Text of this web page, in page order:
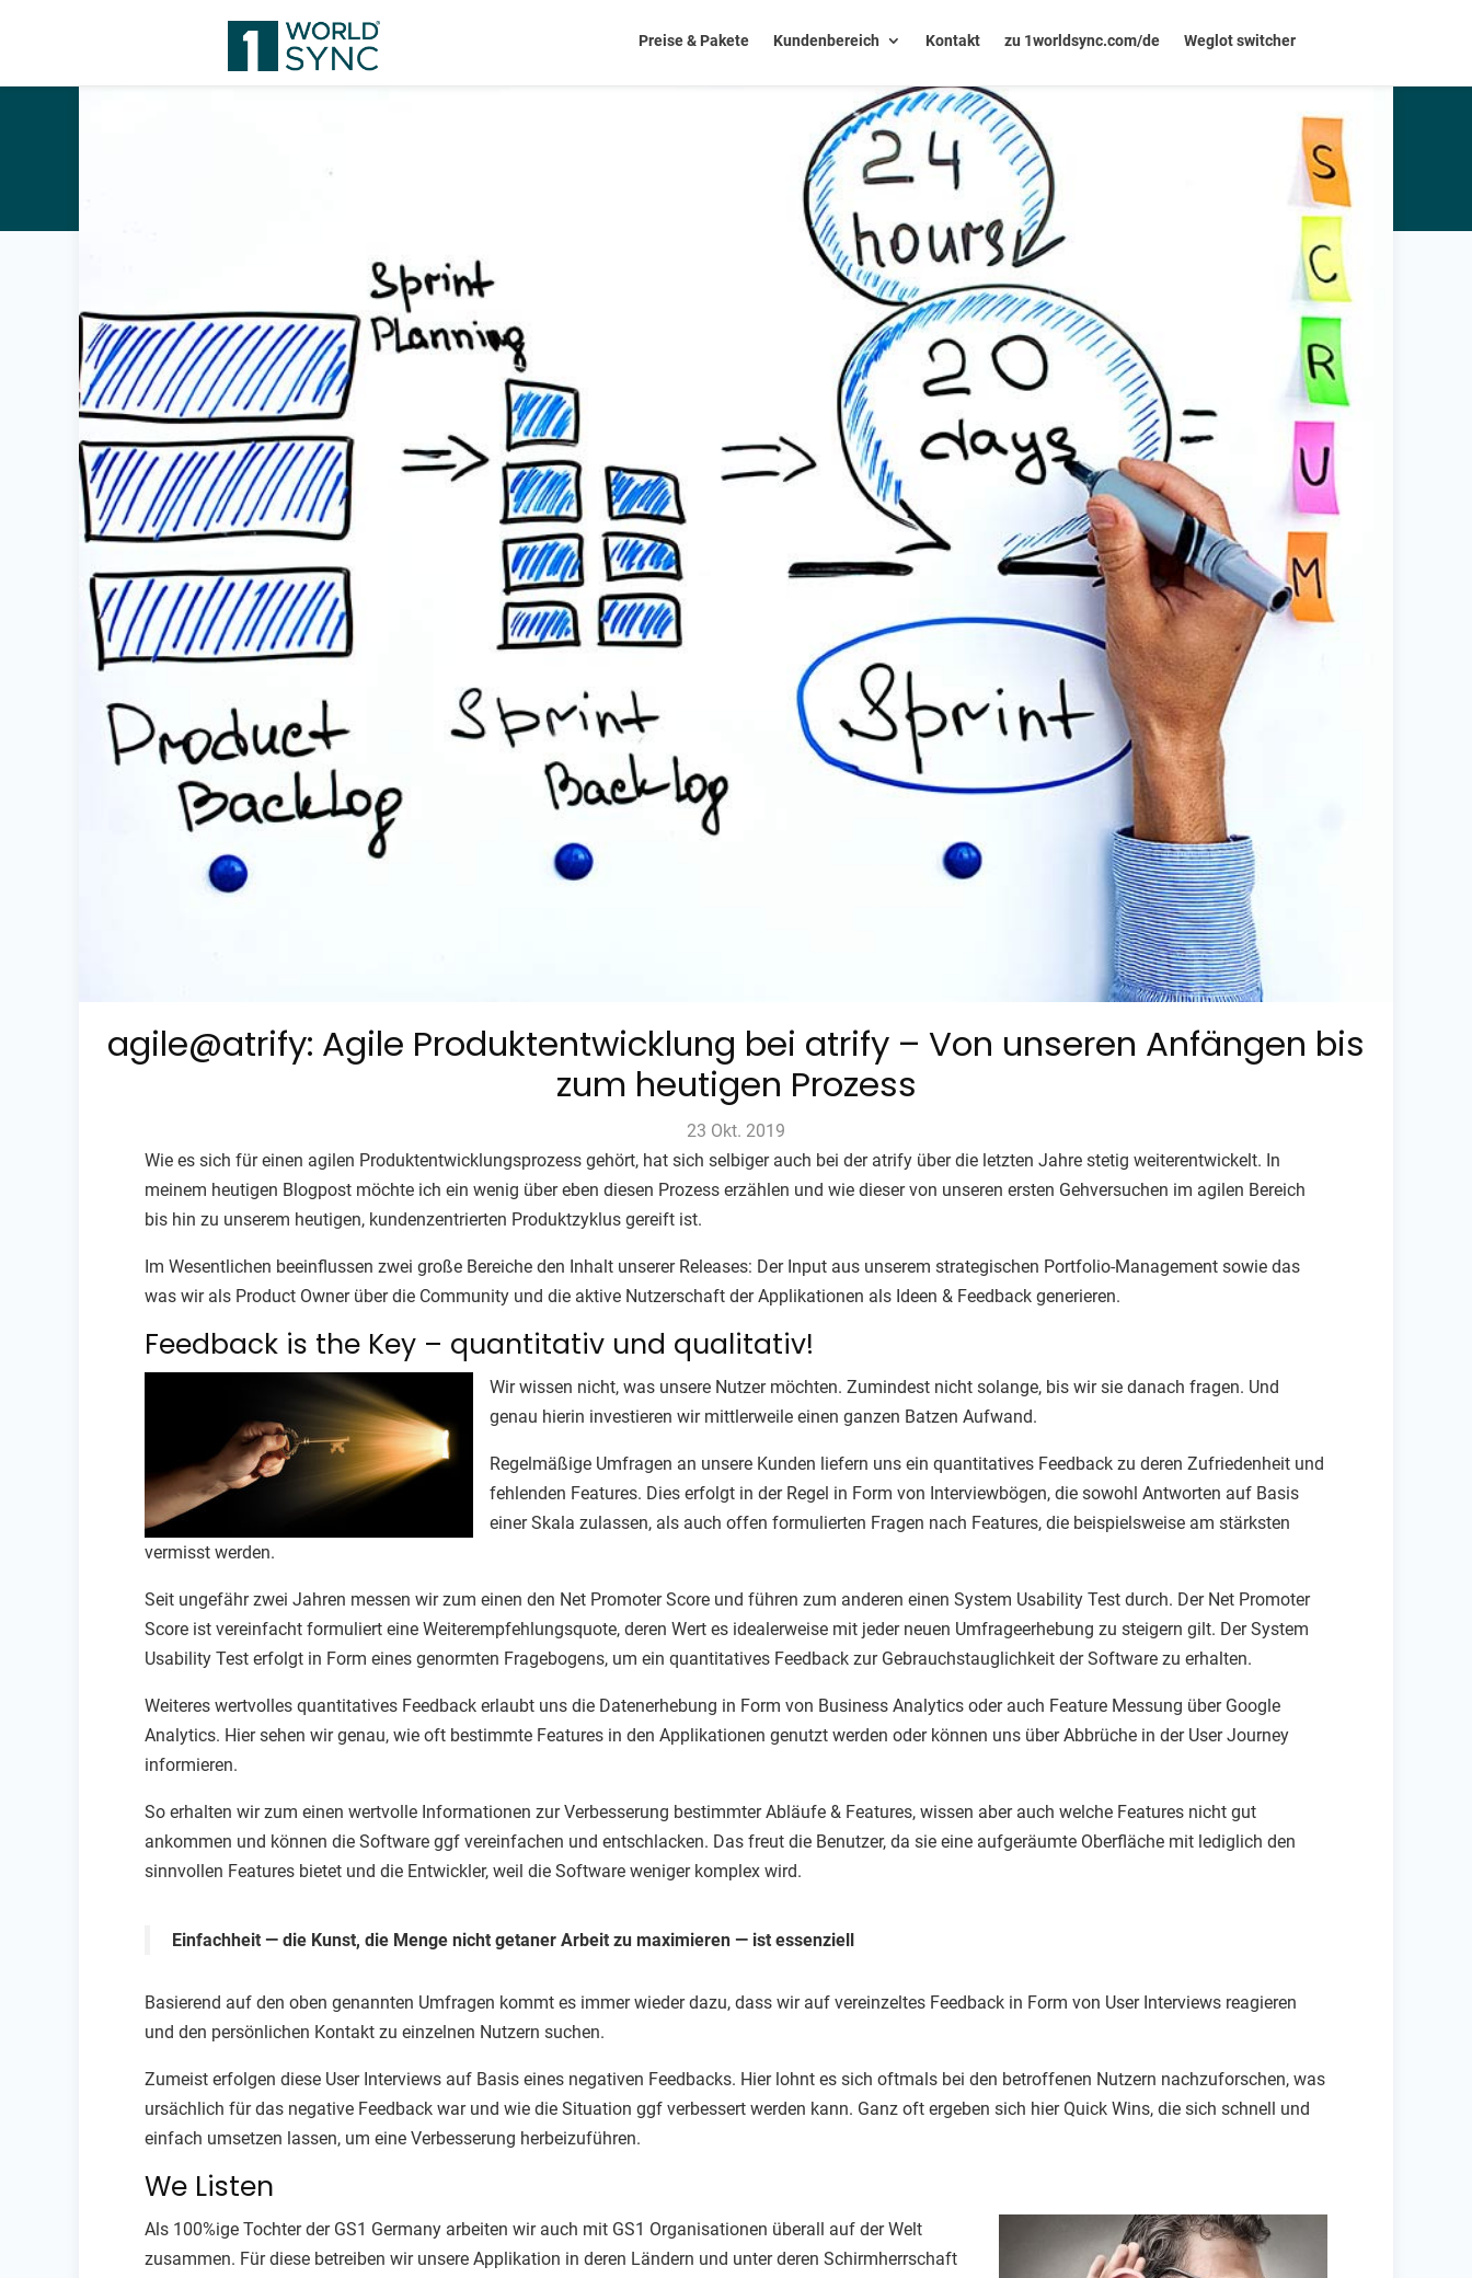
Preise & Pakete Kundenbereich Kontakt zu 1worldsync.com/de Weglot switcher
agile@atrify: Agile Produktentwicklung bei atrify – Von unseren Anfängen bis
zum heutigen Prozess
23 Okt. 2019
Wie es sich für einen agilen Produktentwicklungsprozess gehört, hat sich selbiger auch bei der atrify über die letzten Jahre stetig weiterentwickelt. In
meinem heutigen Blogpost möchte ich ein wenig über eben diesen Prozess erzählen und wie dieser von unseren ersten Gehversuchen im agilen Bereich
bis hin zu unserem heutigen, kundenzentrierten Produktzyklus gereift ist.
Im Wesentlichen beeinflussen zwei große Bereiche den Inhalt unserer Releases: Der Input aus unserem strategischen Portfolio-Management sowie das
was wir als Product Owner über die Community und die aktive Nutzerschaft der Applikationen als Ideen & Feedback generieren.
Feedback is the Key – quantitativ und qualitativ!
Wir wissen nicht, was unsere Nutzer möchten. Zumindest nicht solange, bis wir sie danach fragen. Und
genau hierin investieren wir mittlerweile einen ganzen Batzen Aufwand.
Regelmäßige Umfragen an unsere Kunden liefern uns ein quantitatives Feedback zu deren Zufriedenheit und
fehlenden Features. Dies erfolgt in der Regel in Form von Interviewbögen, die sowohl Antworten auf Basis
einer Skala zulassen, als auch offen formulierten Fragen nach Features, die beispielsweise am stärksten
vermisst werden.
Seit ungefähr zwei Jahren messen wir zum einen den Net Promoter Score und führen zum anderen einen System Usability Test durch. Der Net Promoter
Score ist vereinfacht formuliert eine Weiterempfehlungsquote, deren Wert es idealerweise mit jeder neuen Umfrageerhebung zu steigern gilt. Der System
Usability Test erfolgt in Form eines genormten Fragebogens, um ein quantitatives Feedback zur Gebrauchstauglichkeit der Software zu erhalten.
Weiteres wertvolles quantitatives Feedback erlaubt uns die Datenerhebung in Form von Business Analytics oder auch Feature Messung über Google
Analytics. Hier sehen wir genau, wie oft bestimmte Features in den Applikationen genutzt werden oder können uns über Abbrüche in der User Journey
informieren.
So erhalten wir zum einen wertvolle Informationen zur Verbesserung bestimmter Abläufe & Features, wissen aber auch welche Features nicht gut
ankommen und können die Software ggf vereinfachen und entschlacken. Das freut die Benutzer, da sie eine aufgeräumte Oberfläche mit lediglich den
sinnvollen Features bietet und die Entwickler, weil die Software weniger komplex wird.
Einfachheit — die Kunst, die Menge nicht getaner Arbeit zu maximieren — ist essenziell
Basierend auf den oben genannten Umfragen kommt es immer wieder dazu, dass wir auf vereinzeltes Feedback in Form von User Interviews reagieren
und den persönlichen Kontakt zu einzelnen Nutzern suchen.
Zumeist erfolgen diese User Interviews auf Basis eines negativen Feedbacks. Hier lohnt es sich oftmals bei den betroffenen Nutzern nachzuforschen, was
ursächlich für das negative Feedback war und wie die Situation ggf verbessert werden kann. Ganz oft ergeben sich hier Quick Wins, die sich schnell und
einfach umsetzen lassen, um eine Verbesserung herbeizuführen.
We Listen
Als 100%ige Tochter der GS1 Germany arbeiten wir auch mit GS1 Organisationen überall auf der Welt
zusammen. Für diese betreiben wir unsere Applikation in deren Ländern und unter deren Schirmherrschaft